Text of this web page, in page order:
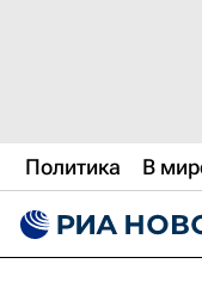
Политика В